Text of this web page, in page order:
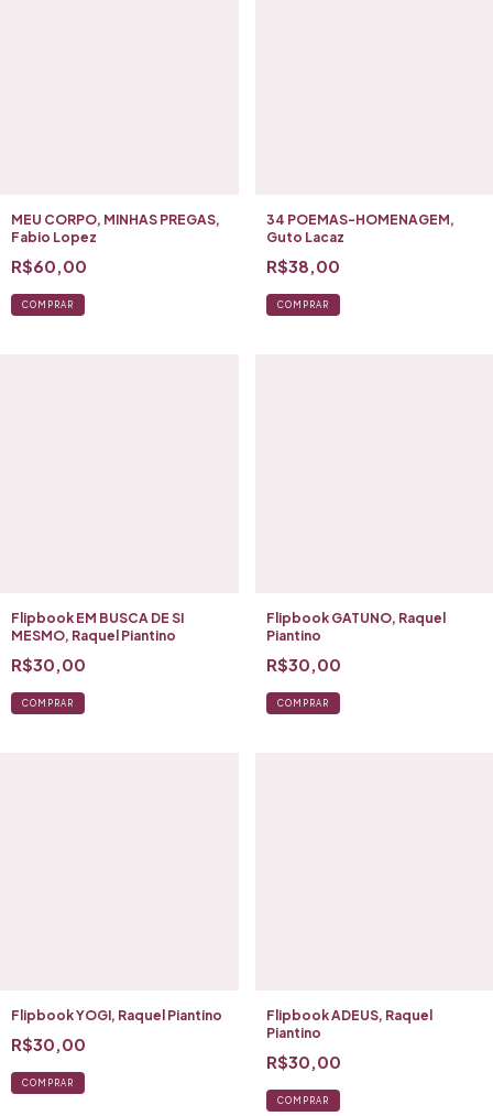
MEU CORPO, MINHAS PREGAS,
Fabio Lopez
R$60,00
COMPRAR
34 POEMAS-HOMENAGEM,
Guto Lacaz
R$38,00
COMPRAR
Flipbook EM BUSCA DE SI
MESMO, Raquel Piantino
R$30,00
COMPRAR
Flipbook GATUNO, Raquel
Piantino
R$30,00
COMPRAR
Flipbook YOGI, Raquel Piantino
R$30,00
COMPRAR
Flipbook ADEUS, Raquel
Piantino
R$30,00
COMPRAR